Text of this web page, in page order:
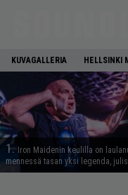
KUVAGALLERIA HELLSINKI
1. Iron Maidenin keulilla on
mennessä tasan yksi legenda,